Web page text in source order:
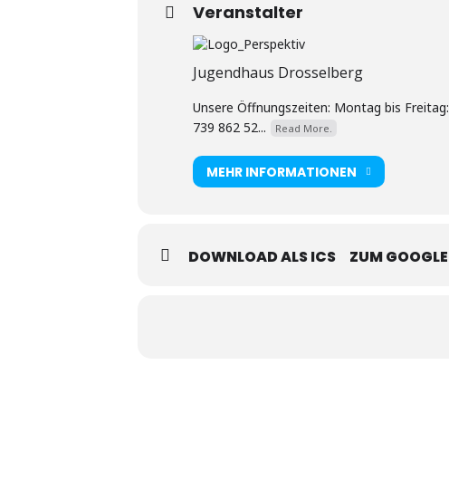
Veranstalter
Jugendhaus Drosselberg
Unsere Öffnungszeiten: Montag bis
739 862 52...
Read More.
MEHR INFORMATIONEN
DOWNLOAD ALS ICS ZUM